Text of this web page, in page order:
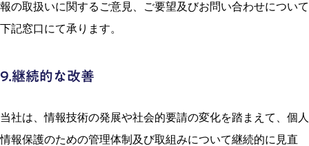
報の取扱いに関するご意⾒、ご要望及びお問い合わせについて
下記窓⼝にて承ります。
9.継続的な改善
当社は、情報技術の発展や社会的要請の変化を踏まえて、個⼈
情報保護のための管理体制及び取組みについて継続的に⾒直